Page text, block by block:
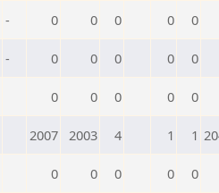
- 0 0 0 0 0
- 0 0 0 0 0
0 0 0 0 0
2007 2003 4 1 1
0 0 0 0 0